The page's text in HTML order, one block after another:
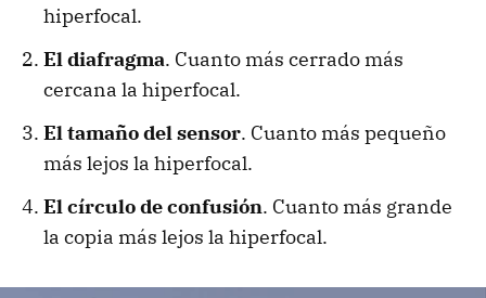
hiperfocal.
El diafragma. Cuanto más cerrado más
cercana la hiperfocal.
El tamaño del sensor. Cuanto más pequeño
más lejos la hiperfocal.
El círculo de confusión. Cuanto más grande
la copia más lejos la hiperfocal.